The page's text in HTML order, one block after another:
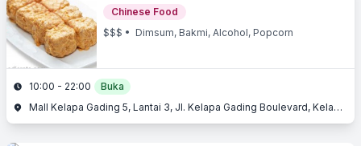
Chinese Food
$$$ • Dimsum, Bakmi, Alcohol, Popcorn
10:00 - 22:00
Buka
Mall Kelapa Gading 5, Lantai 3, Jl. Kelapa Gading Boulevard, Kelapa Gading, Jakarta Utara, Jakarta